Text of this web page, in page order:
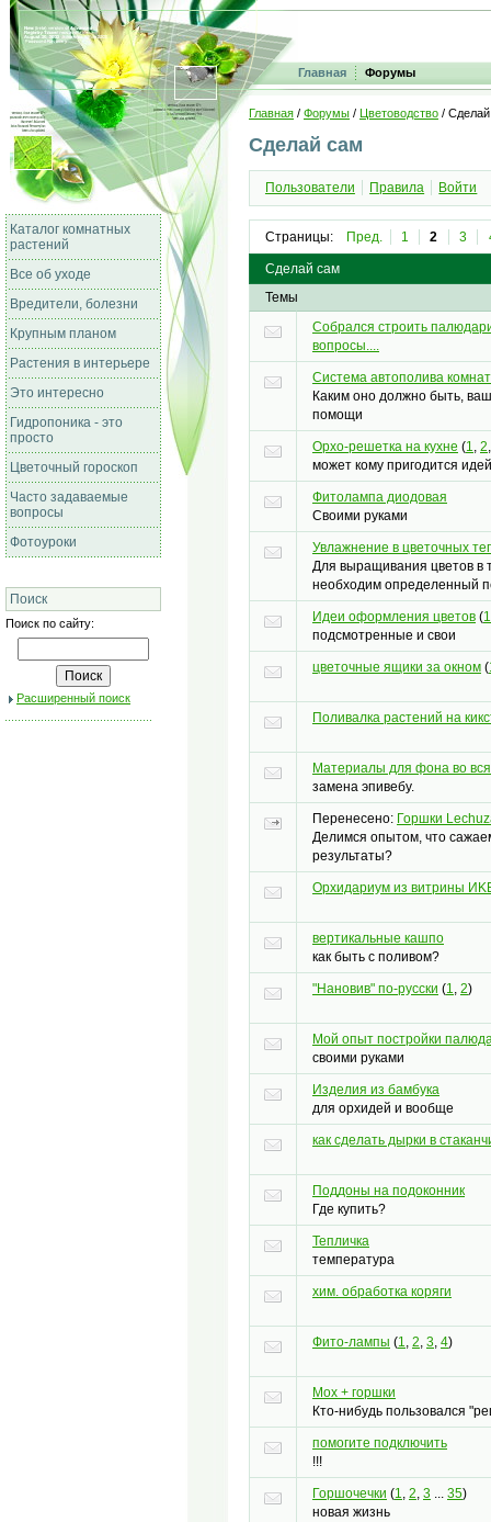
Главная Форумы
Каталог комнатных
растений
Все об уходе
Вредители, болезни
Крупным планом
Растения в интерьере
Это интересно
Гидропоника - это
просто
Цветочный гороскоп
Часто задаваемые
вопросы
Фотоуроки
Поиск
Поиск по сайту:
Расширенный поиск
Главная / Форумы / Цветоводство /
Сделай сам
Пользователи Правила Войти
Страницы: Пред. 1 2 3
Сделай сам
Темы
Собрался строить
вопросы....
Система автополива
Каким оно должно быть,
помощи
Орхо-решетка на кухне (1, 2
может кому пригодится
Фитолампа диодовая
Своими руками
Увлажнение в цветочных
Для выращивания цветов в
необходим определенный
Идеи оформления цветов (1
подсмотренные и свои
цветочные ящики за окном (
Поливалка растений на
Материалы для фона во
замена эпивебу.
Перенесено: Горшки
Делимся опытом, что
результаты?
Орхидариум из витрины
вертикальные кашпо
как быть с поливом?
"Нановив" по-русски (1, 2)
Мой опыт постройки
своими руками
Изделия из бамбука
для орхидей и вообще
как сделать дырки в
Поддоны на подоконник
Где купить?
Тепличка
температура
хим. обработка коряги
Фито-лампы (1, 2, 3, 4)
Мох + горшки
Кто-нибудь пользовался
помогите подключить
!!!
Горшочечки (1, 2, 3 ... 35)
новая жизнь